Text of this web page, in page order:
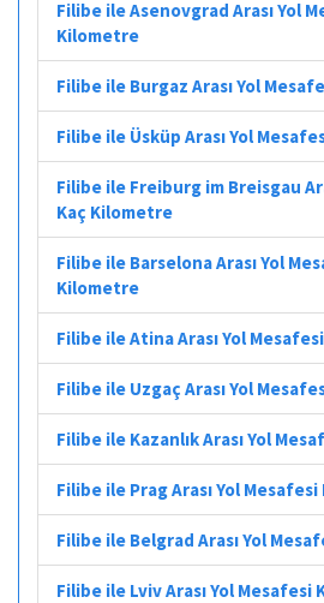
Filibe ile Asenovgrad Arası Yol
Kilometre
Filibe ile Burgaz Arası Yol
Filibe ile Üsküp Arası Yol
Filibe ile Freiburg im Breisgau
Kaç Kilometre
Filibe ile Barselona Arası Yol
Kilometre
Filibe ile Atina Arası Yol
Filibe ile Uzgaç Arası Yol
Filibe ile Kazanlık Arası Yol
Filibe ile Prag Arası Yol
Filibe ile Belgrad Arası Yol
Filibe ile Lviv Arası Yol Mesafesi